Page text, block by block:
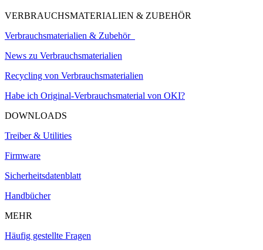
VERBRAUCHSMATERIALIEN & ZUBEHÖR
Verbrauchsmaterialien & Zubehör
News zu Verbrauchsmaterialien
Recycling von Verbrauchsmaterialien
Habe ich Original-Verbrauchsmaterial von OKI?
DOWNLOADS
Treiber & Utilities
Firmware
Sicherheitsdatenblatt
Handbücher
MEHR
Häufig gestellte Fragen